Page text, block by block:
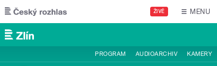
Přejít k hlavnímu obsahu
ŽIVĚ MENU
PROGRAM AUDIOARCHIV KAMERY